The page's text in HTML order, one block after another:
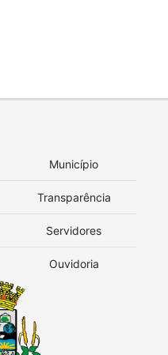
Município
Transparência
Servidores
Ouvidoria